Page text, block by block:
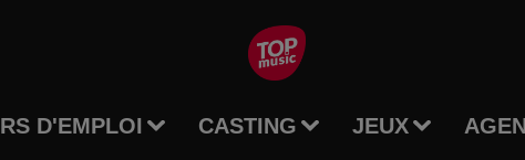
D'EMPLOI CASTING JEUX